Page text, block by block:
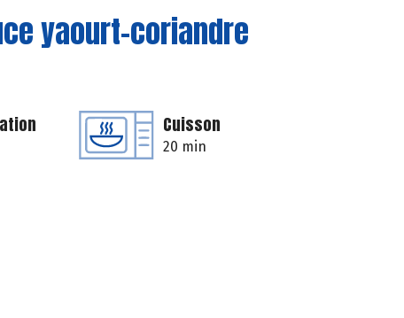
yaourt-coriandre
Cuisson
20 min